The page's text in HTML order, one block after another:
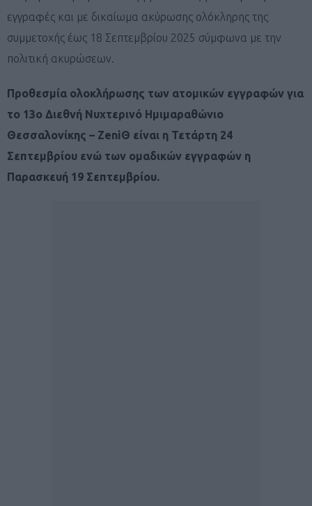
εγγραφές και με δικαίωμα ακύρωσης ολόκληρης της
συμμετοχής έως 18 Σεπτεμβρίου 2025 σύμφωνα με την
πολιτική ακυρώσεων.
Προθεσμία ολοκλήρωσης των ατομικών εγγραφών για
το 13ο Διεθνή Νυχτερινό Ημιμαραθώνιο
Θεσσαλονίκης – ZeniΘ είναι η Τετάρτη 24
Σεπτεμβρίου ενώ των ομαδικών εγγραφών η
Παρασκευή 19 Σεπτεμβρίου.